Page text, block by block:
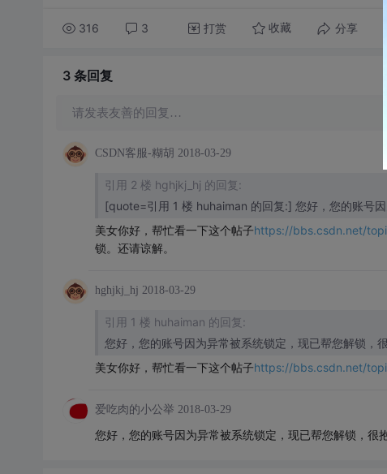
316 3 打赏 收藏 分享
3 条回复
请发表友善的回复…
CSDN客服-糊胡 2018-03-29
引用 2 楼 hghjkj_hj 的回复:
[quote=引用 1 楼 huhaiman 的回复:] 您好，您的账号
美女你好，帮忙看一下这个帖子https://bbs.csdn.net/
锁。还请谅解。
hghjkj_hj 2018-03-29
引用 1 楼 huhaiman 的回复:
您好，您的账号因为异常被系统锁定，现已帮您解锁，
美女你好，帮忙看一下这个帖子https://bbs.csdn.net/
爱吃肉的小公举 2018-03-29
您好，您的账号因为异常被系统锁定，现已帮您解锁，很